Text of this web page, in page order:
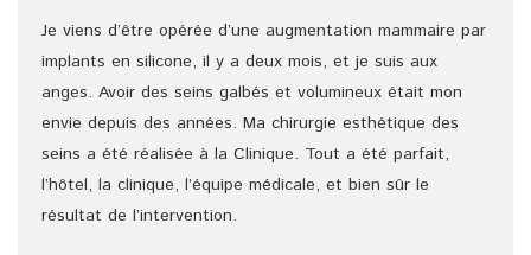
Je viens d’être opérée d’une augmentation mammaire par
implants en silicone, il y a deux mois, et je suis aux
anges. Avoir des seins galbés et volumineux était mon
envie depuis des années. Ma chirurgie esthétique des
seins a été réalisée à la Clinique. Tout a été parfait,
l’hôtel, la clinique, l’équipe médicale, et bien sûr le
résultat de l’intervention.